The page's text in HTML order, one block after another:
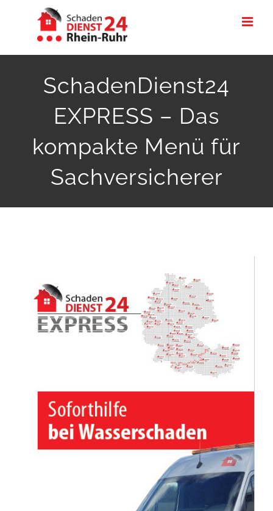
SchadenDienst24
EXPRESS – Das
kompakte Menü für
Sachversicherer